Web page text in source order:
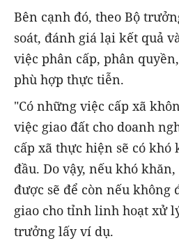
Bên cạnh đó, theo Bộ
soát, đánh giá lại kết quả
việc phân cấp, phân quyền
phù hợp thực tiễn.
"Có những việc cấp xã
việc giao đất cho doanh
cấp xã thực hiện sẽ có
đầu. Do vậy, nếu khó
được sẽ để còn nếu không
giao cho tỉnh linh hoạt xử
trưởng lấy ví dụ.